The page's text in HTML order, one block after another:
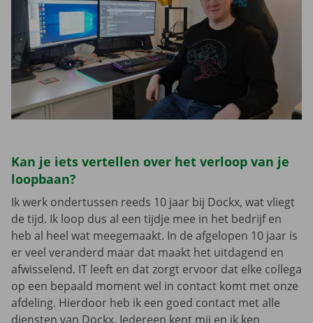
Kan je iets vertellen over het verloop van je
loopbaan?
Ik werk ondertussen reeds 10 jaar bij Dockx, wat vliegt
de tijd. Ik loop dus al een tijdje mee in het bedrijf en
heb al heel wat meegemaakt. In de afgelopen 10 jaar is
er veel veranderd maar dat maakt het uitdagend en
afwisselend. IT leeft en dat zorgt ervoor dat elke collega
op een bepaald moment wel in contact komt met onze
afdeling. Hierdoor heb ik een goed contact met alle
diensten van Dockx. Iedereen kent mij en ik ken